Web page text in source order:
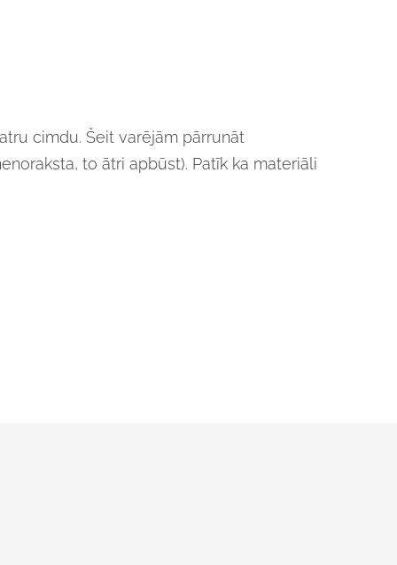
cimdu. Šeit varējām pārrunāt
to ātri apbūst). Patīk ka materiāli